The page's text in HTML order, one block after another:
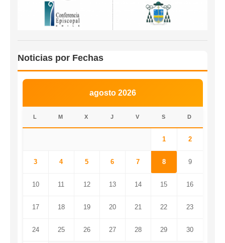
Noticias por Fechas
agosto 2026
L M X J V S D
1 2
3 4 5 6 7 8 9
10 11 12 13 14 15 16
17 18 19 20 21 22 23
24 25 26 27 28 29 30